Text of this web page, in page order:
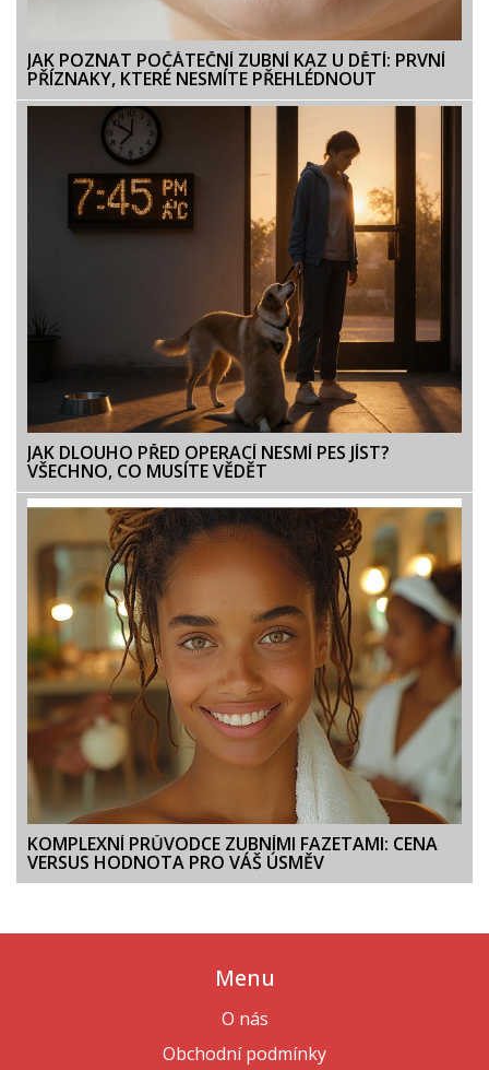
JAK POZNAT POČÁTEČNÍ ZUBNÍ KAZ U DĚTÍ: PRVNÍ
PŘÍZNAKY, KTERÉ NESMÍTE PŘEHLÉDNOUT
JAK DLOUHO PŘED OPERACÍ NESMÍ PES JÍST?
VŠECHNO, CO MUSÍTE VĚDĚT
KOMPLEXNÍ PRŮVODCE ZUBNÍMI FAZETAMI: CENA
VERSUS HODNOTA PRO VÁŠ ÚSMĚV
Menu
O nás
Obchodní podmínky